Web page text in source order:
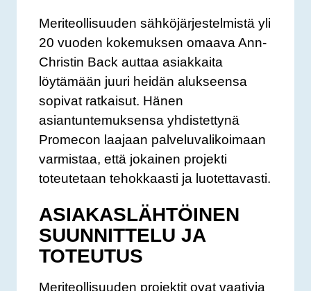
Meriteollisuuden sähköjärjestelmistä yli
20 vuoden kokemuksen omaava Ann-
Christin Back auttaa asiakkaita
löytämään juuri heidän alukseensa
sopivat ratkaisut. Hänen
asiantuntemuksensa yhdistettynä
Promecon laajaan palveluvalikoimaan
varmistaa, että jokainen projekti
toteutetaan tehokkaasti ja luotettavasti.
ASIAKASLÄHTÖINEN
SUUNNITTELU JA
TOTEUTUS
Meriteollisuuden projektit ovat vaativia